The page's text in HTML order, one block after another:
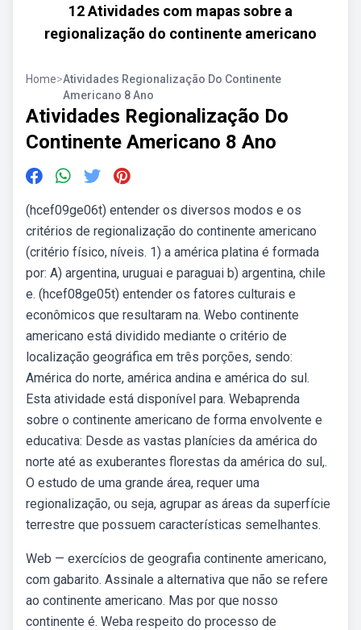
12 Atividades com mapas sobre a
regionalização do continente americano
Home>Atividades Regionalização Do Continente
Americano 8 Ano
Atividades Regionalização Do
Continente Americano 8 Ano
(hcef09ge06t) entender os diversos modos e os
critérios de regionalização do continente americano
(critério físico, níveis. 1) a américa platina é formada
por: A) argentina, uruguai e paraguai b) argentina, chile
e. (hcef08ge05t) entender os fatores culturais e
econômicos que resultaram na. Webo continente
americano está dividido mediante o critério de
localização geográfica em três porções, sendo:
América do norte, américa andina e américa do sul.
Esta atividade está disponível para. Webaprenda
sobre o continente americano de forma envolvente e
educativa: Desde as vastas planícies da américa do
norte até as exuberantes florestas da américa do sul,.
O estudo de uma grande área, requer uma
regionalização, ou seja, agrupar as áreas da superfície
terrestre que possuem características semelhantes.
Web — exercícios de geografia continente americano,
com gabarito. Assinale a alternativa que não se refere
ao continente americano. Mas por que nosso
continente é. Weba respeito do processo de